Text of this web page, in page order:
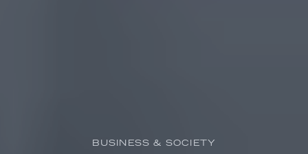
BUSINESS & SOCIETY